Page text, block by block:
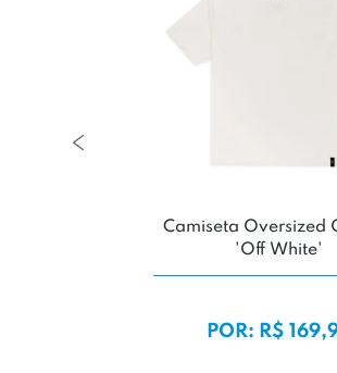
Camiseta Adidas x Farm Rio
Trefoil
POR: R$ 159,99